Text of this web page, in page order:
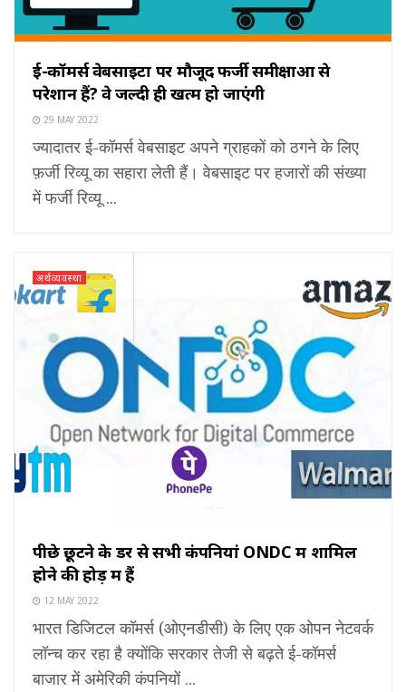
ई-कॉमर्स वेबसाइटों पर मौजूद फर्जी समीक्षाओं से
परेशान हैं? वे जल्दी ही खत्म हो जाएंगी
29 MAY 2022
ज्यादातर ई-कॉमर्स वेबसाइट अपने ग्राहकों को ठगने के लिए
फ़र्जी रिव्यू का सहारा लेती हैं। वेबसाइट पर हजारों की संख्या
में फर्जी रिव्यू ...
अर्थव्यवस्था
पीछे छूटने के डर से सभी कंपनियां ONDC में शामिल
होने की होड़ में हैं
12 MAY 2022
भारत डिजिटल कॉमर्स (ओएनडीसी) के लिए एक ओपन नेटवर्क
लॉन्च कर रहा है क्योंकि सरकार तेजी से बढ़ते ई-कॉमर्स
बाजार में अमेरिकी कंपनियों ...